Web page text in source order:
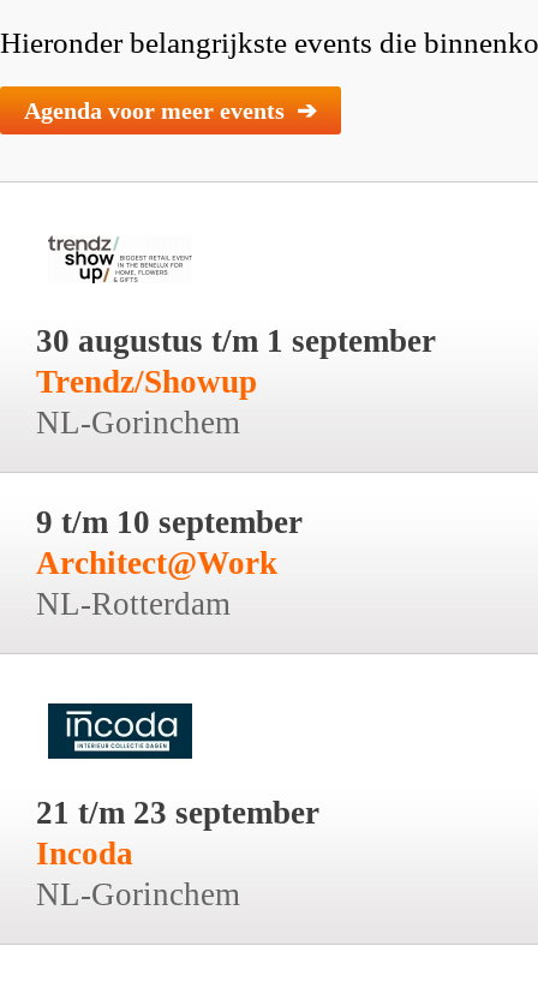
Hieronder belangrijkste events die
Agenda voor meer events ➔
30 augustus t/m 1 september
Trendz/Showup
NL-Gorinchem
9 t/m 10 september
Architect@Work
NL-Rotterdam
21 t/m 23 september
Incoda
NL-Gorinchem